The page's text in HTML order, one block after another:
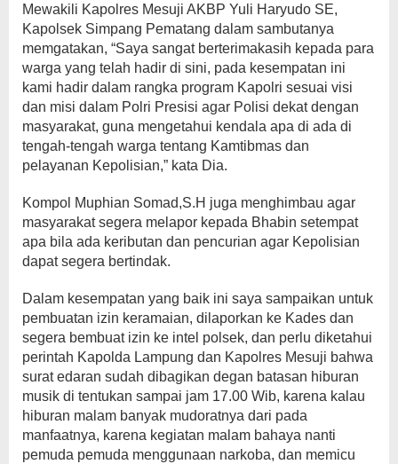
Mewakili Kapolres Mesuji AKBP Yuli Haryudo SE,
Kapolsek Simpang Pematang dalam sambutanya
memgatakan, “Saya sangat berterimakasih kepada para
warga yang telah hadir di sini, pada kesempatan ini
kami hadir dalam rangka program Kapolri sesuai visi
dan misi dalam Polri Presisi agar Polisi dekat dengan
masyarakat, guna mengetahui kendala apa di ada di
tengah-tengah warga tentang Kamtibmas dan
pelayanan Kepolisian,” kata Dia.
Kompol Muphian Somad,S.H juga menghimbau agar
masyarakat segera melapor kepada Bhabin setempat
apa bila ada keributan dan pencurian agar Kepolisian
dapat segera bertindak.
Dalam kesempatan yang baik ini saya sampaikan untuk
pembuatan izin keramaian, dilaporkan ke Kades dan
segera bembuat izin ke intel polsek, dan perlu diketahui
perintah Kapolda Lampung dan Kapolres Mesuji bahwa
surat edaran sudah dibagikan degan batasan hiburan
musik di tentukan sampai jam 17.00 Wib, karena kalau
hiburan malam banyak mudoratnya dari pada
manfaatnya, karena kegiatan malam bahaya nanti
pemuda pemuda menggunaan narkoba, dan memicu